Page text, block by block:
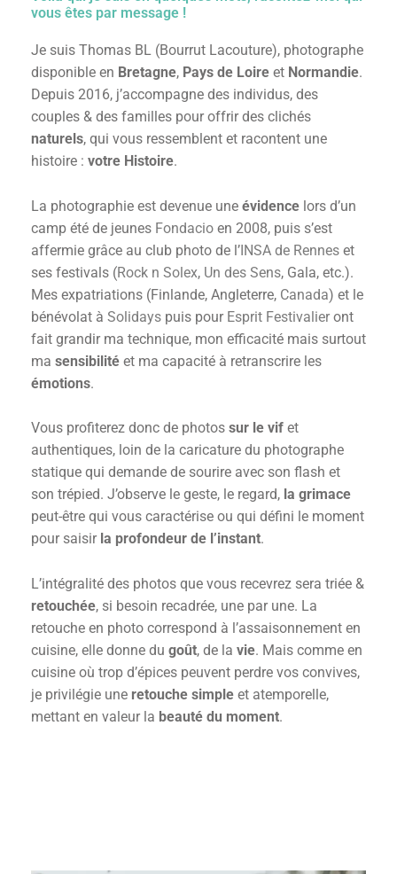
vous êtes par message !
Je suis Thomas BL (Bourrut Lacouture), photographe
disponible en Bretagne, Pays de Loire et Normandie.
Depuis 2016, j’accompagne des individus, des
couples & des familles pour offrir des clichés
naturels, qui vous ressemblent et racontent une
histoire : votre Histoire.
La photographie est devenue une évidence lors d’un
camp été de jeunes Fondacio en 2008, puis s’est
affermie grâce au club photo de l’INSA de Rennes et
ses festivals (Rock n Solex, Un des Sens, Gala, etc.).
Mes expatriations (Finlande, Angleterre, Canada) et le
bénévolat à Solidays puis pour Esprit Festivalier ont
fait grandir ma technique, mon efficacité mais surtout
ma sensibilité et ma capacité à retranscrire les
émotions.
Vous profiterez donc de photos sur le vif et
authentiques, loin de la caricature du photographe
statique qui demande de sourire avec son flash et
son trépied. J’observe le geste, le regard, la grimace
peut-être qui vous caractérise ou qui défini le moment
pour saisir la profondeur de l’instant.
L’intégralité des photos que vous recevrez sera triée &
retouchée, si besoin recadrée, une par une. La
retouche en photo correspond à l’assaisonnement en
cuisine, elle donne du goût, de la vie. Mais comme en
cuisine où trop d’épices peuvent perdre vos convives,
je privilégie une retouche simple et atemporelle,
mettant en valeur la beauté du moment.